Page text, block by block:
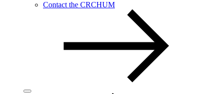
Contact the CRCHUM